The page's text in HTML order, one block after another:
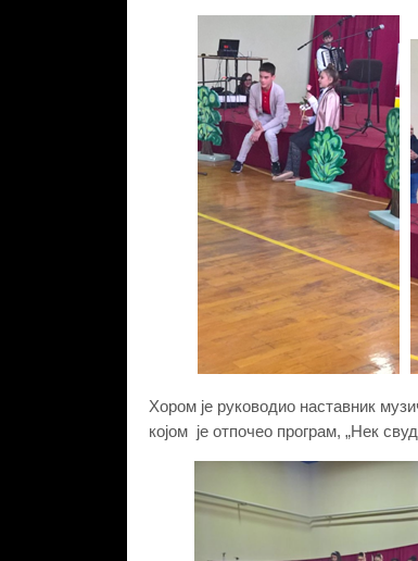
Хором је руководио наставник
којом је отпочео програм, „Нек